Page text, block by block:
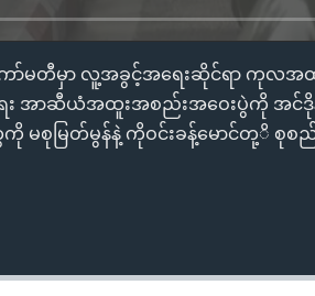
တီမှာ လူ့အခွင့်အရေးဆိုင်ရာ ကုလအထူး
ေး အာဆီယံအထူးအစည်းအဝေးပွဲကို အင်ဒိုနီ
စုမြတ်မွန်နဲ့ ကိုဝင်းခန့်မောင်တု့ိ စုစည်း